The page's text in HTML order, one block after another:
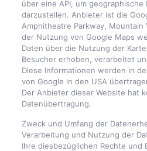
über eine API, um
darzustellen. Anbieter ist die
Amphitheatre Parkway, Mountain
der Nutzung von Google Maps
Daten über die Nutzung der
Besucher erhoben, verarbeitet
Diese Informationen werden in
von Google in den USA
Der Anbieter dieser Website hat
Datenübertragung.
Zweck und Umfang der
Verarbeitung und Nutzung der
Ihre diesbezüglichen Rechte und